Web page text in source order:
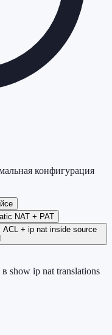
конфигурация
NAT + PAT
+ ip nat inside source
show ip nat translations